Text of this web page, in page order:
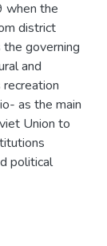
when the
district
governing
and
as the main
Union to
political